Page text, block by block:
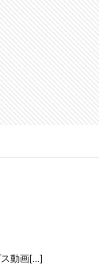
ス動画[…]